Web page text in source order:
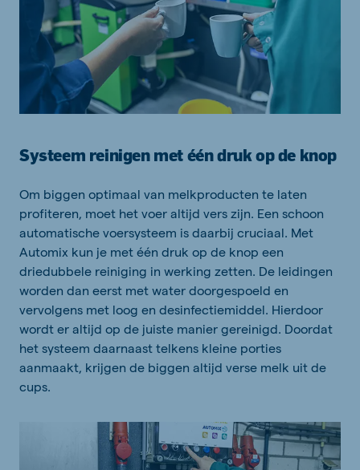
Systeem reinigen met één druk op de knop
Om biggen optimaal van melkproducten te laten
profiteren, moet het voer altijd vers zijn. Een schoon
automatische voersysteem is daarbij cruciaal. Met
Automix kun je met één druk op de knop een
driedubbele reiniging in werking zetten. De leidingen
worden dan eerst met water doorgespoeld en
vervolgens met loog en desinfectiemiddel. Hierdoor
wordt er altijd op de juiste manier gereinigd. Doordat
het systeem daarnaast telkens kleine porties
aanmaakt, krijgen de biggen altijd verse melk uit de
cups.